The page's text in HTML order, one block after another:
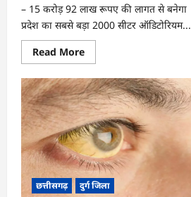
– 15 करोड़ 92 लाख रूपए की लागत से बनेगा
प्रदेश का सबसे बड़ा 2000 सीटर ऑडिटोरियम...
Read MoreRead
more
राजनांदगांव
को
₹43.61
करोड़
की
बड़ी
सौगात:
प्रदेश
का
सबसे
बड़ा
2000
छत्तीसगढ़ दुर्ग जिला